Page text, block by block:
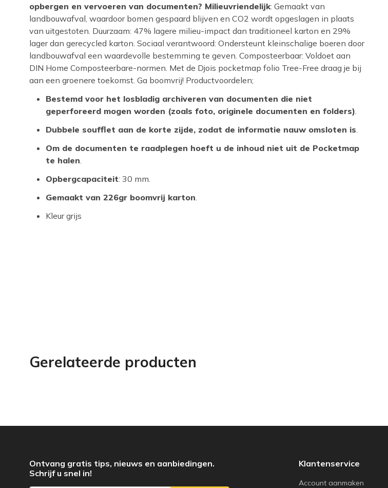
opbergen en vervoeren van documenten? Milieuvriendelijk: Gemaakt van
landbouwafval, waardoor bomen gespaard blijven en CO2 wordt opgeslagen in plaats
van uitgestoten. Duurzaam: 47% lagere milieu-impact dan traditioneel karton en 29%
lager dan gerecycled karton. Sociaal verantwoord: Ondersteunt kleinschalige boeren door
landbouwafval een waardevolle bestemming te geven. Composteerbaar: Voldoet aan
DIN Home Composteerbare-normen. Met de Djois pocketmap folio Tree-Free draag je bij
aan een groenere toekomst. Ga boomvrij! Productvoordelen;
Bestemd voor het losbladig archiveren van documenten die niet
geperforeerd mogen worden (zoals foto, originele documenten en folders).
Dubbele soufflet aan de korte zijde, zodat de informatie nauw omsloten is.
Om de documenten te raadplegen hoeft u de inhoud niet uit de Pocketmap
te halen.
Opbergcapaciteit: 30 mm.
Gemaakt van 226gr boomvrij karton.
Kleur grijs
Gerelateerde producten
Klantenservice
Account aanmaken
Ontvang gratis tips, nieuws en aanbiedingen.
Schrijf u snel in!